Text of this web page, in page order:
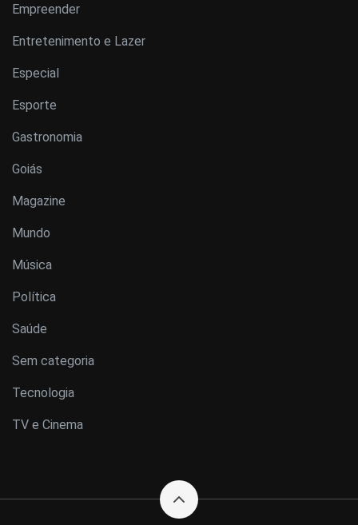
Empreender
Entretenimento e Lazer
Especial
Esporte
Gastronomia
Goiás
Magazine
Mundo
Música
Política
Saúde
Sem categoria
Tecnologia
TV e Cinema